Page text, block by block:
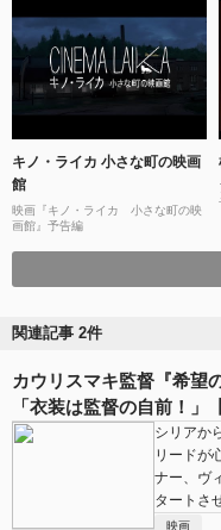
キノ・ライカ 小さな町の映画
館
映画『キノ・ライカ 小さな町の映
画館』予告編
関連記事 2件
カウリスマキ監督『希望
「衣装は監督の自前！」
シリアか
リードが
ナー、ヴ
タートさ
映画